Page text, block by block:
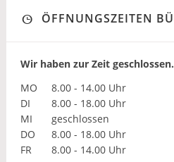
ÖFFNUNGSZEITEN
Wir haben zur Zeit geschlossen.
MO
8.00 - 14.00 Uhr
DI
8.00 - 18.00 Uhr
MI
geschlossen
DO
8.00 - 18.00 Uhr
FR
8.00 - 14.00 Uhr